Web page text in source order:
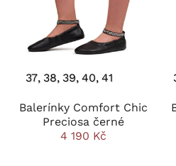
37 38 39 40 41
Balerínky Comfort Chic
Preciosa černé
4 190 Kč